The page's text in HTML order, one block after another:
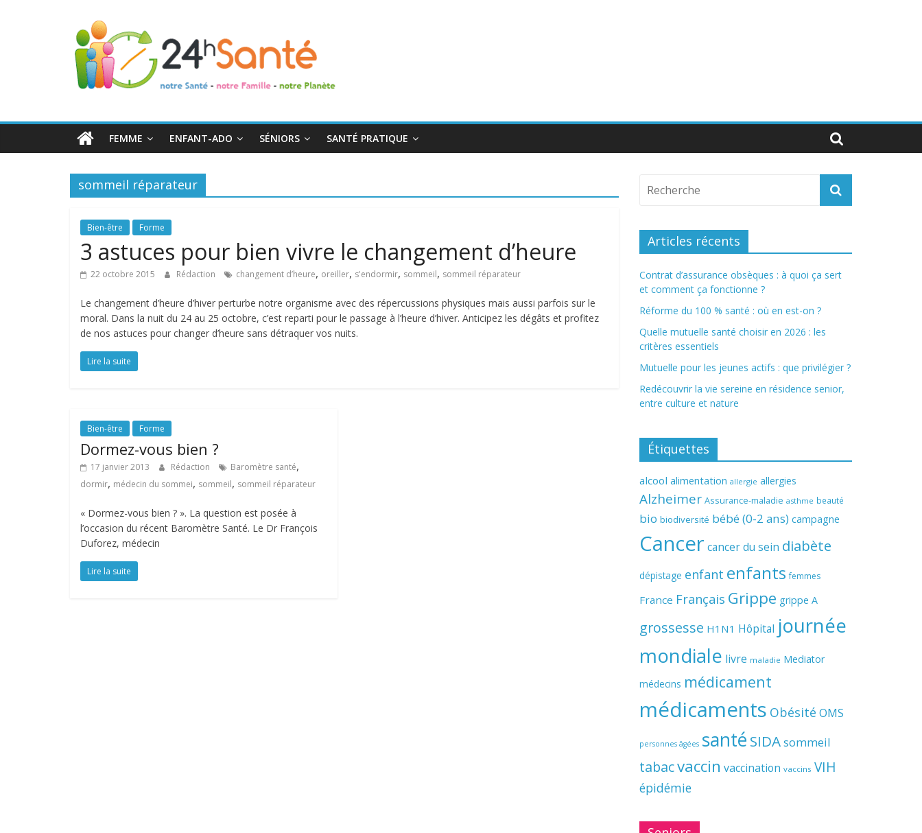
24h
Santé
toute
famille
FEMME ENFANT-ADO SÉNIORS SANTÉ PRATIQUE
sommeil réparateur
Bien-être Forme
3 astuces pour bien vivre le changement d’heure
22 octobre 2015 Rédaction changement d’heure, oreiller, s'endormir, sommeil, sommeil réparateur
Le changement d’heure d’hiver perturbe notre organisme avec des répercussions physiques mais aussi parfois sur le
moral. Dans la nuit du 24 au 25 octobre, c’est reparti pour le passage à l’heure d’hiver. Anticipez les dégâts et profitez
de nos astuces pour changer d’heure sans détraquer vos nuits.
Lire la suite
Bien-être Forme
Dormez-vous bien ?
17 janvier 2013 Rédaction Baromètre santé,
dormir, médecin du sommei, sommeil, sommeil réparateur
« Dormez-vous bien ? ». La question est posée à
l’occasion du récent Baromètre Santé. Le Dr François
Duforez, médecin
Lire la suite
Articles récents
Contrat d’assurance obsèques : à quoi ça sert
et comment ça fonctionne ?
Réforme du 100 % santé : où en est-on ?
Quelle mutuelle santé choisir en 2026 : les
critères essentiels
Mutuelle pour les jeunes actifs : que privilégier ?
Redécouvrir la vie sereine en résidence senior,
entre culture et nature
Étiquettes
alcool alimentation allergie allergies
Alzheimer Assurance-maladie asthme beauté
bio biodiversité bébé (0-2 ans) campagne
Cancer cancer du sein diabète
dépistage enfant enfants femmes
France Français Grippe grippe A
grossesse H1N1 Hôpital journée
mondiale livre maladie Mediator
médecins médicament
médicaments Obésité OMS
personnes âgées santé SIDAsommeil
tabacvaccin vaccination vaccins VIH
épidémie